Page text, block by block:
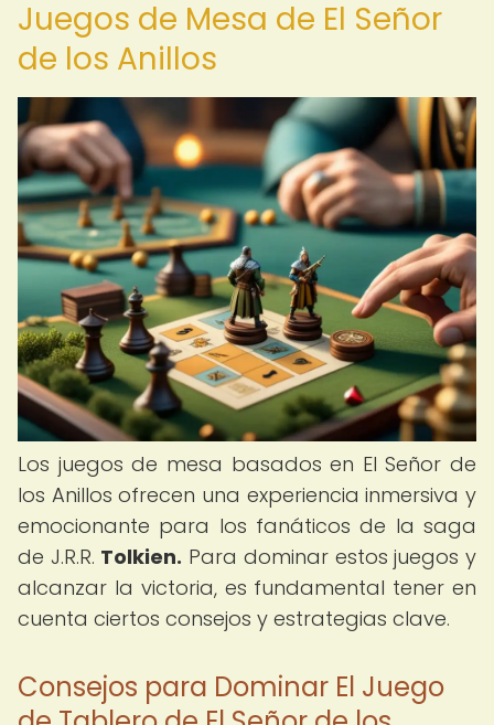
Juegos de Mesa de El Señor
de los Anillos
Los juegos de mesa basados en El Señor de
los Anillos ofrecen una experiencia inmersiva y
emocionante para los fanáticos de la saga
de J.R.R. Tolkien. Para dominar estos juegos y
alcanzar la victoria, es fundamental tener en
cuenta ciertos consejos y estrategias clave.
Consejos para Dominar El Juego